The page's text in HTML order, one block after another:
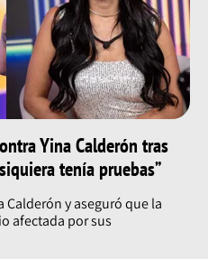
Yina Calderón tras
tenía pruebas”
Calderón y aseguró que la
afectada por sus